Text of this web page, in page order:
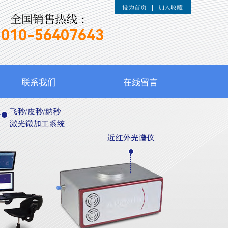
设为首页 加入收藏
全国销售热线：
010-56407643
联系我们 在线留言